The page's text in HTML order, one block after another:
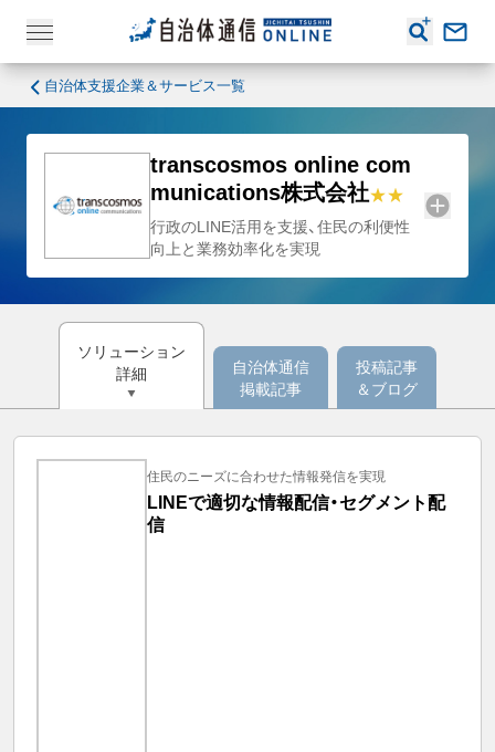
自治体支援企業＆サービス一覧
transcosmos online com
munications株式会社
行政のLINE活用を支援、住民の利便性
向上と業務効率化を実現
ソリューション
詳細
自治体通信
掲載記事
投稿記事
＆ブログ
住民のニーズに合わせた情報発信を実現
LINEで適切な情報配信・セグメント配
信